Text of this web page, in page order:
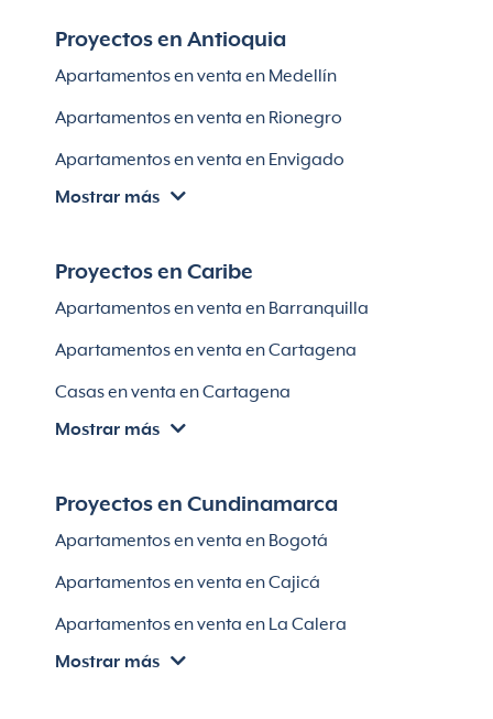
Proyectos en Antioquia
Apartamentos en venta en Medellín
Apartamentos en venta en Rionegro
Apartamentos en venta en Envigado
Apartamentos en venta en Itagüí
Apartamentos en venta en Bello
Mostrar más
Proyectos en Caribe
Apartamentos en venta en Barranquilla
Apartamentos en venta en Cartagena
Casas en venta en Cartagena
Villas en Cartagena
Apartamentos en venta en Soledad
Mostrar más
Proyectos en Cundinamarca
Apartamentos en venta en Bogotá
Apartamentos en venta en Cajicá
Apartamentos en venta en La Calera
Apartamentos en venta en Chía
Mostrar más